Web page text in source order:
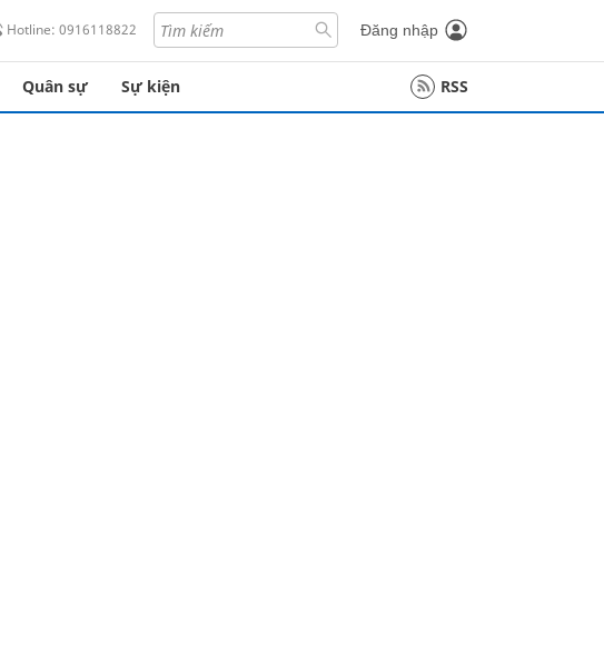
Hotline: 0916118822 Đăng nhập
Quân sự Sự kiện RSS